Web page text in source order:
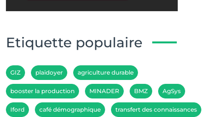
Etiquette populaire
GIZ plaidoyer agriculture durable
booster la production MINADER BMZ AgSys
Iford café démographique transfert des connaissances